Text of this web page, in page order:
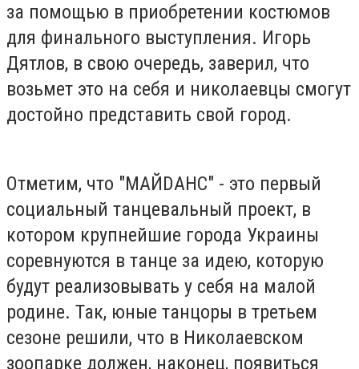
за помощью в приобретении костюмов
для финального выступления. Игорь
Дятлов, в свою очередь, заверил, что
возьмет это на себя и николаевцы смогут
достойно представить свой город.
Отметим, что "МАЙDАНС" - это первый
социальный танцевальный проект, в
котором крупнейшие города Украины
соревнуются в танце за идею, которую
будут реализовывать у себя на малой
родине. Так, юные танцоры в третьем
сезоне решили, что в Николаевском
зоопарке должен, наконец, появиться